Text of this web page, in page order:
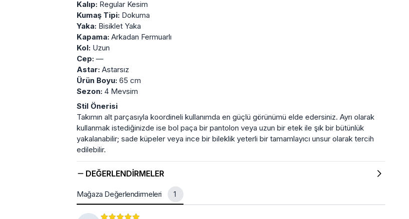
Kalıp: Regular Kesim
Kumaş Tipi: Dokuma
Yaka: Bisiklet Yaka
Kapama: Arkadan Fermuarlı
Kol: Uzun
Cep: —
Astar: Astarsız
Ürün Boyu: 65 cm
Sezon: 4 Mevsim
Stil Önerisi
Takımın alt parçasıyla koordineli kullanımda en güçlü görünümü elde edersiniz. Ayrı olarak
kullanmak istediğinizde ise bol paça bir pantolon veya uzun bir etek ile şık bir bütünlük
yakalanabilir; sade küpeler veya ince bir bileklik yeterli bir tamamlayıcı unsur olarak tercih
edilebilir.
DEĞERLENDIRMELER
Mağaza Değerlendirmeleri 1